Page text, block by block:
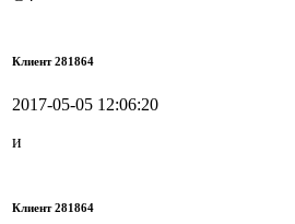
Клиент 281864
2017-05-05 12:06:20
и
Клиент 281864